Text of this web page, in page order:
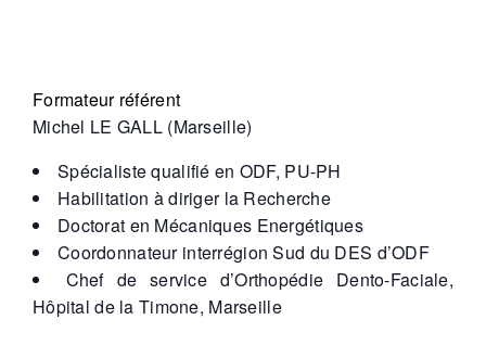
Formateur référent
Michel LE GALL (Marseille)
Spécialiste qualifié en ODF, PU-PH
Habilitation à diriger la Recherche
Doctorat en Mécaniques Energétiques
Coordonnateur interrégion Sud du DES d’ODF
Chef de service d’Orthopédie Dento-Faciale,
Hôpital de la Timone, Marseille